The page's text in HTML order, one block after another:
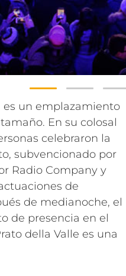
es un emplazamiento
En su colosal
celebraron la
subvencionado por
Radio Company y
de
de medianoche, el
de presencia en el
della Valle es una